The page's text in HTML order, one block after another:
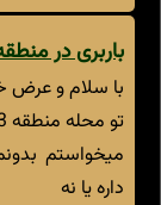
باربری در منطقه 3 و
با سلام و عرض
تو محله منطقه 3 جستجو کردم ظفر رو پیدا نکردم
میخواستم
داره یا نه